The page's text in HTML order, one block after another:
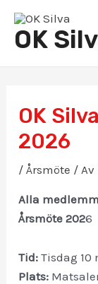
innehåll
OK
OK
2026
/Årsmöte / Av
Alla
Årsmöte 2026
Tid: Tisdag 10
Plats: